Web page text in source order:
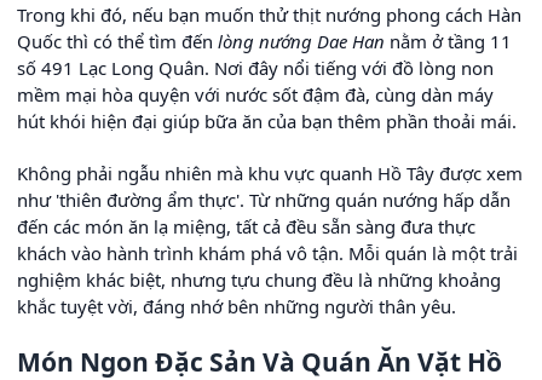
Trong khi đó, nếu bạn muốn thử thịt nướng phong cách Hàn
Quốc thì có thể tìm đến lòng nướng Dae Han nằm ở tầng 11
số 491 Lạc Long Quân. Nơi đây nổi tiếng với đồ lòng non
mềm mại hòa quyện với nước sốt đậm đà, cùng dàn máy
hút khói hiện đại giúp bữa ăn của bạn thêm phần thoải mái.
Không phải ngẫu nhiên mà khu vực quanh Hồ Tây được xem
như 'thiên đường ẩm thực'. Từ những quán nướng hấp dẫn
đến các món ăn lạ miệng, tất cả đều sẵn sàng đưa thực
khách vào hành trình khám phá vô tận. Mỗi quán là một trải
nghiệm khác biệt, nhưng tựu chung đều là những khoảng
khắc tuyệt vời, đáng nhớ bên những người thân yêu.
Món Ngon Đặc Sản Và Quán Ăn Vặt Hồ